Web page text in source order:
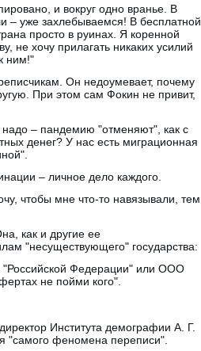
и вокруг одно вранье. В
– уже захлебываемся! В бесплатной
просто в руинах. Я коренной
не хочу прилагать никаких усилий
ним!"
Он недоумевает, почему
При этом сам Фокин не привит,
надо – пандемию "отменяют", как с
денег? У нас есть миграционная
– личное дело каждого.
чтобы мне что-то навязывали, тем
как и другие ее
"несуществующего" государства:
"Российской Федерации" или ООО
не пойми кого".
Института демографии А. Г.
"самого феномена переписи".